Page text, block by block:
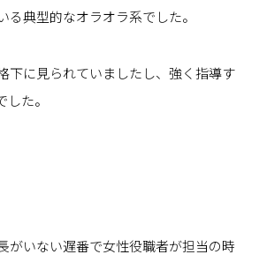
る典型的なオラオラ系でした。
下に見られていましたし、強く指導す
た。
がいない遅番で女性役職者が担当の時